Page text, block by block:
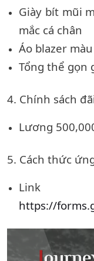
Giày bít mũi
mắc cá chân
Áo blazer
Tổng thể gọn
4. Chính sách
Lương
5. Cách thức
Link
https://